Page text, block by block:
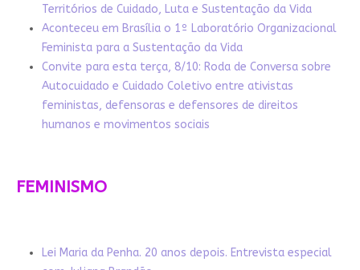
Territórios de Cuidado, Luta e Sustentação da Vida
Aconteceu em Brasília o 1º Laboratório Organizacional
Feminista para a Sustentação da Vida
Convite para esta terça, 8/10: Roda de Conversa sobre
Autocuidado e Cuidado Coletivo entre ativistas
feministas, defensoras e defensores de direitos
humanos e movimentos sociais
FEMINISMO
Lei Maria da Penha. 20 anos depois. Entrevista especial